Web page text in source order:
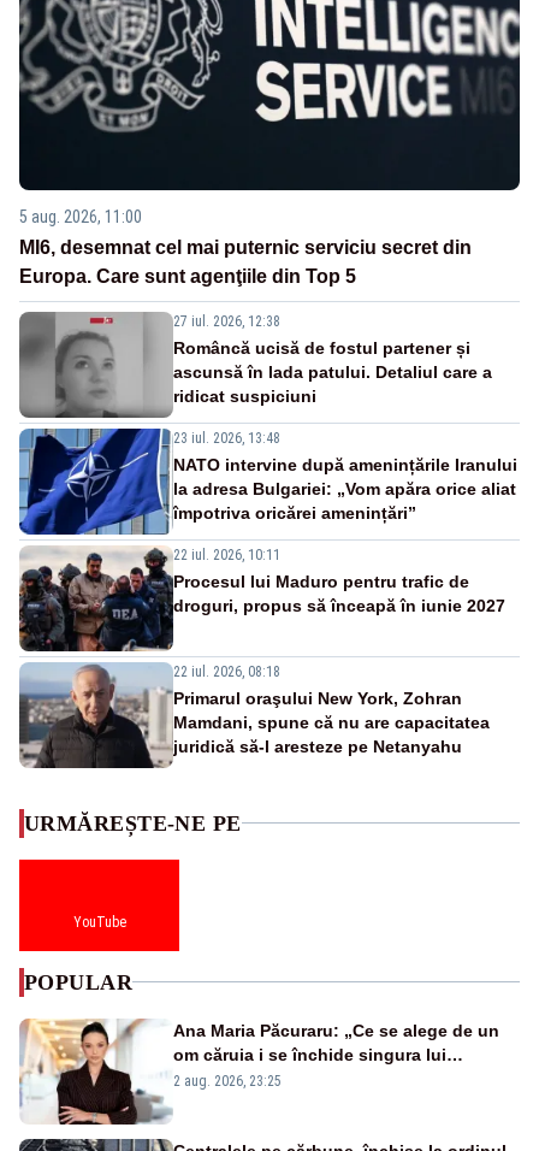
5 aug. 2026, 11:00
MI6, desemnat cel mai puternic serviciu secret din
Europa. Care sunt agenţiile din Top 5
27 iul. 2026, 12:38
Româncă ucisă de fostul partener și
ascunsă în lada patului. Detaliul care a
ridicat suspiciuni
23 iul. 2026, 13:48
NATO intervine după amenințările Iranului
la adresa Bulgariei: „Vom apăra orice aliat
împotriva oricărei amenințări”
22 iul. 2026, 10:11
Procesul lui Maduro pentru trafic de
droguri, propus să înceapă în iunie 2027
22 iul. 2026, 08:18
Primarul oraşului New York, Zohran
Mamdani, spune că nu are capacitatea
juridică să-l aresteze pe Netanyahu
URMĂREȘTE-NE PE
YouTube
POPULAR
Ana Maria Păcuraru: „Ce se alege de un
om căruia i se închide singura lui
portiță?”
2 aug. 2026, 23:25